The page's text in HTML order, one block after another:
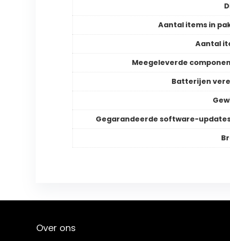
Aantal items in
Aantal
Meegeleverde
Batterijen
Gegarandeerde software-
Over ons